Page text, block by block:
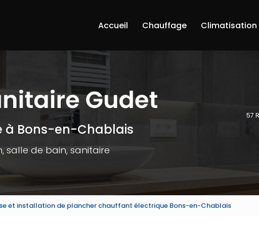
Accueil
Chauffage Climatisation
à Bons-en-Chablais
salle de bain, sanitaire
57
et installation de plancher chauffant électrique Bons-en-Chablais